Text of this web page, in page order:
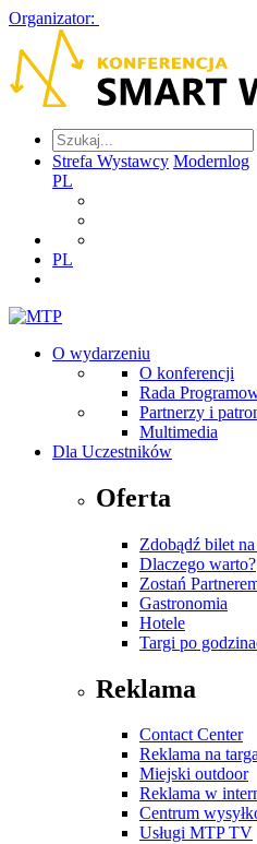
Organizator:
Strefa Wystawcy Modernlog
PL
PL
O wydarzeniu
O konferencji
Rada
Partnerzy i
Multimedia
Dla Uczestników
Oferta
Zdobądź bilet
Dlaczego warto?
Zostań
Gastronomia
Hotele
Targi po
Reklama
Contact Center
Reklama na
Miejski outdoor
Reklama w
Centrum
Usługi MTP TV